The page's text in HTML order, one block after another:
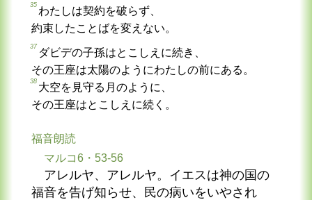
35
わたしは契約を破らず、
約束したことばを変えない。
37
ダビデの子孫はとこしえに続き、
その王座は太陽のようにわたしの前にある。
38
大空を見守る月のように、
その王座はとこしえに続く。
福音朗読
マルコ6・53-56
アレルヤ、アレルヤ。イエスは神の国の
福音を告げ知らせ、民の病いをいやされ